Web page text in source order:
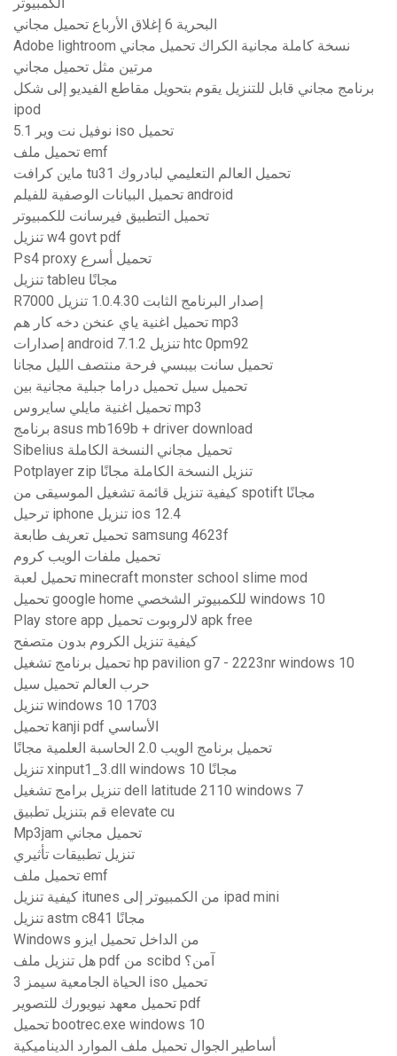
الكمبيوتر
البحرية 6 إغلاق الأرباع تحميل مجاني
Adobe lightroom نسخة كاملة مجانية الكراك تحميل مجاني
مرتين مثل تحميل مجاني
برنامج مجاني قابل للتنزيل يقوم بتحويل مقاطع الفيديو إلى شكل
ipod
نوفيل نت وير 5.1 iso تحميل
تحميل ملف emf
ماين كرافت tu31 تحميل العالم التعليمي لبادروك
تحميل البيانات الوصفية للفيلم android
تحميل التطبيق فيرسانت للكمبيوتر
تنزيل w4 govt pdf
Ps4 proxy تحميل أسرع
تنزيل tableu مجانًا
R7000 إصدار البرنامج الثابت 1.0.4.30 تنزيل
تحميل اغنية ياي عنخن دخه كار هم mp3
إصدارات android 7.1.2 تنزيل htc 0pm92
تحميل سانت بيبسي فرحة منتصف الليل مجانا
تحميل سيل تحميل دراما جبلية مجانية بين
تحميل اغنية مايلي سايروس mp3
برنامج asus mb169b + driver download
Sibelius تحميل مجاني النسخة الكاملة
Potplayer zip تنزيل النسخة الكاملة مجانًا
كيفية تنزيل قائمة تشغيل الموسيقى من spotift مجانًا
ترحيل iphone تنزيل ios 12.4
تحميل تعريف طابعة samsung 4623f
تحميل ملفات الويب كروم
تحميل لعبة minecraft monster school slime mod
تحميل google home للكمبيوتر الشخصي windows 10
Play store app لالروبوت تحميل apk free
كيفية تنزيل الكروم بدون متصفح
تحميل برنامج تشغيل hp pavilion g7 - 2223nr windows 10
حرب العالم تحميل سيل
تنزيل windows 10 1703
تحميل kanji pdf الأساسي
تحميل برنامج الويب 2.0 الحاسبة العلمية مجانًا
تنزيل xinput1_3.dll windows 10 مجانًا
تنزيل برامج تشغيل dell latitude 2110 windows 7
قم بتنزيل تطبيق elevate cu
Mp3jam تحميل مجاني
تنزيل تطبيقات تأثيري
تحميل ملف emf
كيفية تنزيل itunes من الكمبيوتر إلى ipad mini
تنزيل astm c841 مجانًا
Windows من الداخل تحميل ايزو
هل تنزيل ملف pdf من scibd آمن؟
الحياة الجامعية سيمز 3 iso تحميل
تحميل معهد نيويورك للتصوير pdf
تحميل bootrec.exe windows 10
أساطير الجوال تحميل ملف الموارد الديناميكية